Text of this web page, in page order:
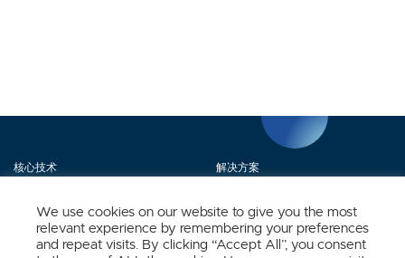
核心技术 解决方案
关于我们 联系我们
We use cookies on our website to give you the most
relevant experience by remembering your preferences
and repeat visits. By clicking “Accept All”, you consent